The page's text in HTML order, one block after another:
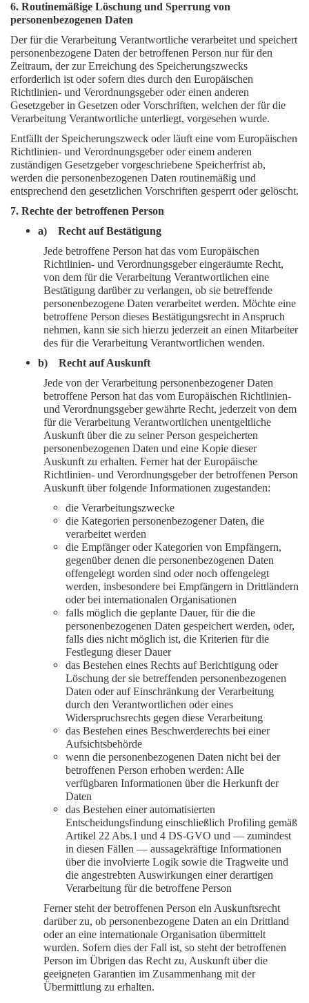
6. Routinemäßige Löschung und Sperrung von
personenbezogenen Daten
Der für die Verarbeitung Verantwortliche verarbeitet und speichert
personenbezogene Daten der betroffenen Person nur für den
Zeitraum, der zur Erreichung des Speicherungszwecks
erforderlich ist oder sofern dies durch den Europäischen
Richtlinien- und Verordnungsgeber oder einen anderen
Gesetzgeber in Gesetzen oder Vorschriften, welchen der für die
Verarbeitung Verantwortliche unterliegt, vorgesehen wurde.
Entfällt der Speicherungszweck oder läuft eine vom Europäischen
Richtlinien- und Verordnungsgeber oder einem anderen
zuständigen Gesetzgeber vorgeschriebene Speicherfrist ab,
werden die personenbezogenen Daten routinemäßig und
entsprechend den gesetzlichen Vorschriften gesperrt oder gelöscht.
7. Rechte der betroffenen Person
a) Recht auf Bestätigung
Jede betroffene Person hat das vom Europäischen
Richtlinien- und Verordnungsgeber eingeräumte Recht,
von dem für die Verarbeitung Verantwortlichen eine
Bestätigung darüber zu verlangen, ob sie betreffende
personenbezogene Daten verarbeitet werden. Möchte eine
betroffene Person dieses Bestätigungsrecht in Anspruch
nehmen, kann sie sich hierzu jederzeit an einen Mitarbeiter
des für die Verarbeitung Verantwortlichen wenden.
b) Recht auf Auskunft
Jede von der Verarbeitung personenbezogener Daten
betroffene Person hat das vom Europäischen Richtlinien-
und Verordnungsgeber gewährte Recht, jederzeit von dem
für die Verarbeitung Verantwortlichen unentgeltliche
Auskunft über die zu seiner Person gespeicherten
personenbezogenen Daten und eine Kopie dieser
Auskunft zu erhalten. Ferner hat der Europäische
Richtlinien- und Verordnungsgeber der betroffenen Person
Auskunft über folgende Informationen zugestanden:
die Verarbeitungszwecke
die Kategorien personenbezogener Daten, die
verarbeitet werden
die Empfänger oder Kategorien von Empfängern,
gegenüber denen die personenbezogenen Daten
offengelegt worden sind oder noch offengelegt
werden, insbesondere bei Empfängern in Drittländern
oder bei internationalen Organisationen
falls möglich die geplante Dauer, für die die
personenbezogenen Daten gespeichert werden, oder,
falls dies nicht möglich ist, die Kriterien für die
Festlegung dieser Dauer
das Bestehen eines Rechts auf Berichtigung oder
Löschung der sie betreffenden personenbezogenen
Daten oder auf Einschränkung der Verarbeitung
durch den Verantwortlichen oder eines
Widerspruchsrechts gegen diese Verarbeitung
das Bestehen eines Beschwerderechts bei einer
Aufsichtsbehörde
wenn die personenbezogenen Daten nicht bei der
betroffenen Person erhoben werden: Alle
verfügbaren Informationen über die Herkunft der
Daten
das Bestehen einer automatisierten
Entscheidungsfindung einschließlich Profiling gemäß
Artikel 22 Abs.1 und 4 DS-GVO und — zumindest
in diesen Fällen — aussagekräftige Informationen
über die involvierte Logik sowie die Tragweite und
die angestrebten Auswirkungen einer derartigen
Verarbeitung für die betroffene Person
Ferner steht der betroffenen Person ein Auskunftsrecht
darüber zu, ob personenbezogene Daten an ein Drittland
oder an eine internationale Organisation übermittelt
wurden. Sofern dies der Fall ist, so steht der betroffenen
Person im Übrigen das Recht zu, Auskunft über die
geeigneten Garantien im Zusammenhang mit der
Übermittlung zu erhalten.